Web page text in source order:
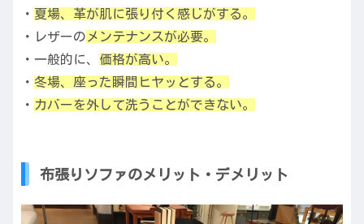
・ 夏場、革が肌に張り付く感じがする。
・レザーの メンテナンスが必要。
・一般的に、 価格が高い。
・ 冬場、座った瞬間ヒヤッとする。
・ カバーを外して洗うことができない。
布張りソファのメリット・デメリット